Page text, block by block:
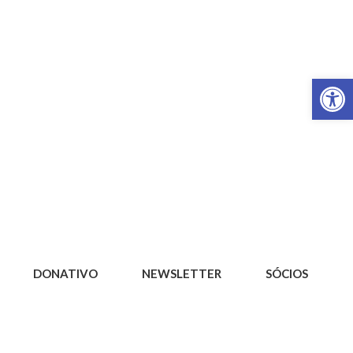
DONATIVO NEWSLETTER SÓCIOS